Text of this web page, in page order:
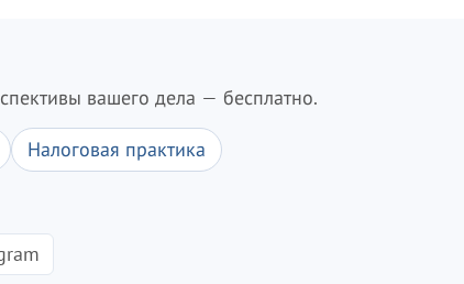
вашего дела — бесплатно.
Налоговая практика